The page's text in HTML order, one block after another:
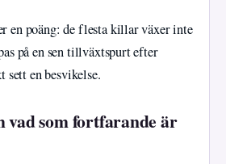
en poäng: de flesta killar växer inte
på en sen tillväxtspurt efter
sett en besvikelse.
vad som fortfarande är